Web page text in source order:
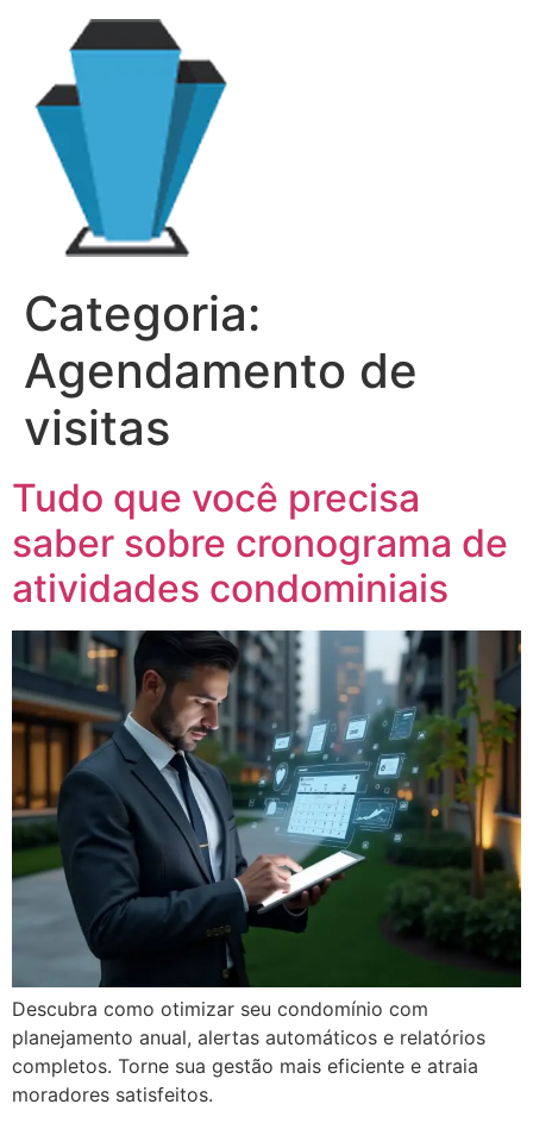
Categoria:
Agendamento de
visitas
Tudo que você precisa
saber sobre cronograma de
atividades condominiais
Descubra como otimizar seu condomínio com
planejamento anual, alertas automáticos e relatórios
completos. Torne sua gestão mais eficiente e atraia
moradores satisfeitos.